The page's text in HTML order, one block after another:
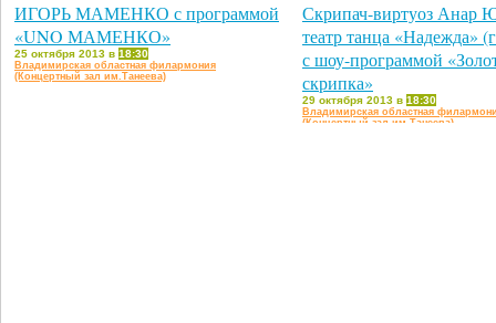
ИГОРЬ МАМЕНКО с программой
«UNO МАМЕНКО»
25 октября 2013 в 18:30
Владимирская областная филармония
(Концертный зал им.Танеева)
Скрипач-виртуоз Анар
театр танца «Надежда»
с шоу-программой
скрипка»
29 октября 2013 в 18:30
Владимирская областная
(Концертный зал им.Танеева)